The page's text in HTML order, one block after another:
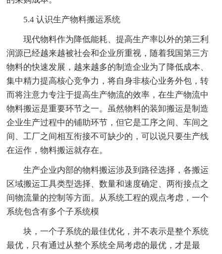
5.4 认识生产物料搬运系统
现代物料作为降低能耗、提高生产率以外的第三利
润源已经越来越被社会和企业所重视，随着我国第三方
物料的快速发展，越来越多的制造企业为了降低成本、
集中精力提高核心竞争力，将自身非核心业务外包，转
而将注意力专注于提高生产物流的效率，在生产物流中
物料搬运是重要环节之一。虽然物料的装卸搬运是制造
企业生产过程中的铺助环节，但它是工序之间、车间之
间、工厂之间相互衔接不可缺少的，可以说只要生产线
在运作，物料搬运就存在。
生产企业内部的物料搬运涉及到路径选择，各搬运
区域搬运工具类型选择、数量和速度确定、两衔接点之
间物流量的控制等方面。从系统工程的观点考虑，一个
系统包含有多个子系统模
块，一个子系统的最佳优化，并不表示是整个系统
最优，只有通过从整个系统全局考虑的最优，才是最